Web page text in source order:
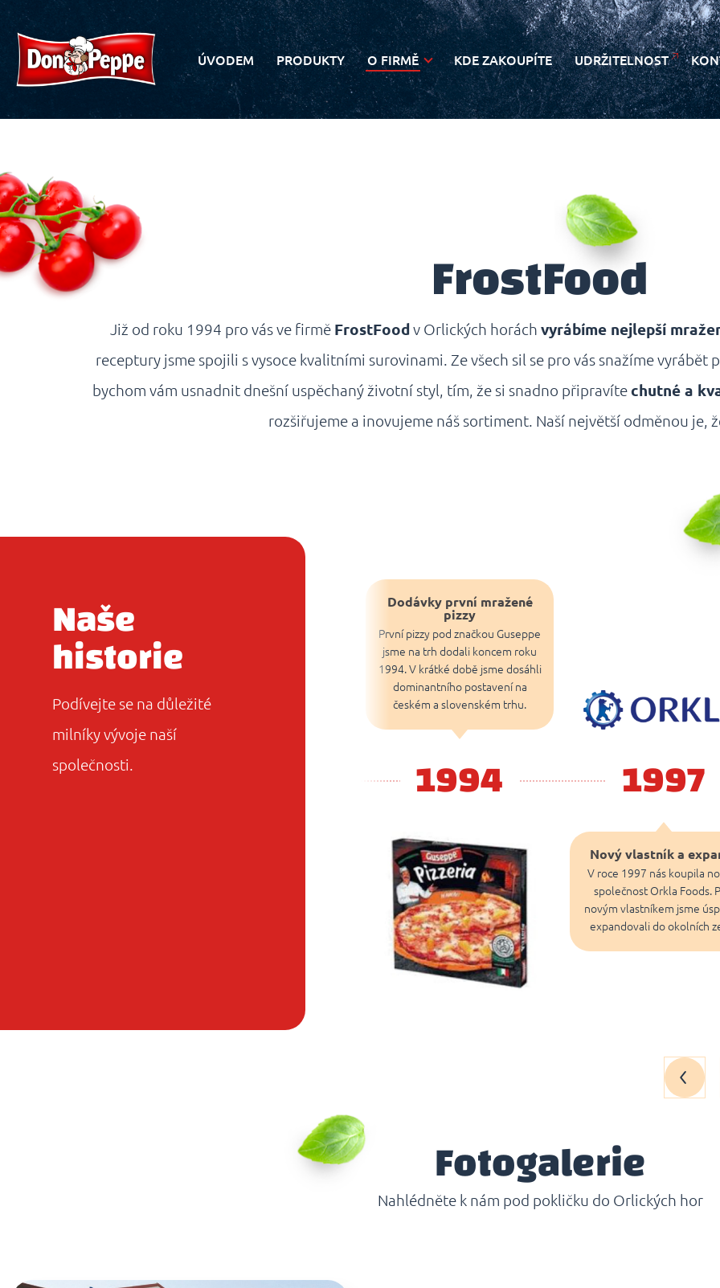
ÚVODEM PRODUKTY O FIRMĚ
NOVINKY
KDE ZAKOUPÍTE UDRŽITELNOST
FrostFood
Již od roku 1994 pro vás ve firmě FrostFood v Orlických horách vyrábíme nejlepší
receptury jsme spojili s vysoce kvalitními surovinami. Ze všech sil se pro vás snažíme vyrábět
bychom vám usnadnit dnešní uspěchaný životní styl, tím, že si snadno připravíte chutné a
rozšiřujeme a inovujeme náš sortiment. Naší největší odměnou je,
Naše
historie
Podívejte se na důležité
milníky vývoje naší
společnosti.
1994
Dodávky první mražené
pizzy
První pizzy pod značkou Guseppe
jsme na trh dodali koncem roku
1994. V krátké době jsme dosáhli
dominantního postavení na
českém a slovenském trhu.
1997
Nový vlastník a
V roce 1997 nás koupila
společnost Orkla Foods.
novým vlastníkem jsme
expandovali do okolních
Fotogalerie
Nahlédněte k nám pod pokličku do Orlických hor